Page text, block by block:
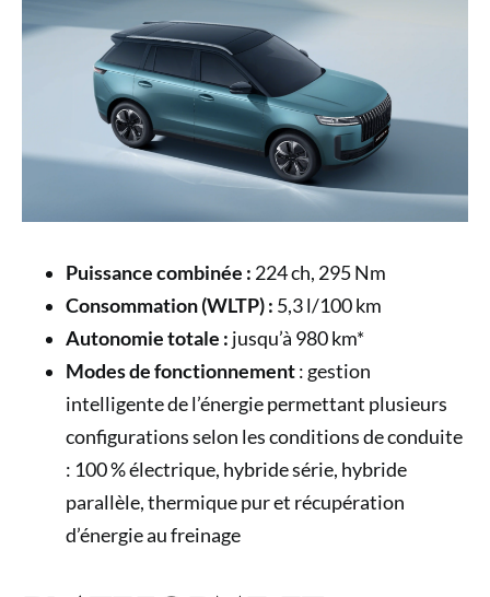
Puissance combinée : 224 ch, 295 Nm
Consommation (WLTP) : 5,3 l/100 km
Autonomie totale : jusqu’à 980 km*
Modes de fonctionnement: gestion
intelligente de l’énergie permettant plusieurs
configurations selon les conditions de conduite
: 100 % électrique, hybride série, hybride
parallèle, thermique pur et récupération
d’énergie au freinage